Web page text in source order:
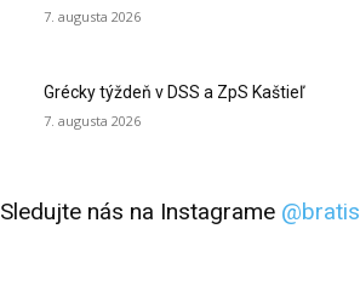
7. augusta 2026
Grécky týždeň v DSS a ZpS Kaštieľ
7. augusta 2026
Sledujte nás na Instagrame